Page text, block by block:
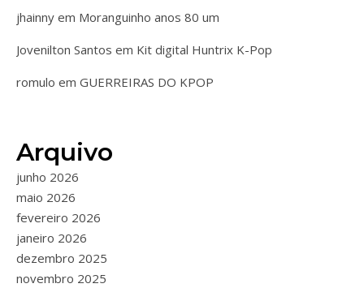
jhainny em Moranguinho anos 80 um
Jovenilton Santos em Kit digital Huntrix K-Pop
romulo em GUERREIRAS DO KPOP
Arquivo
junho 2026
maio 2026
fevereiro 2026
janeiro 2026
dezembro 2025
novembro 2025